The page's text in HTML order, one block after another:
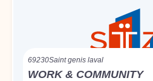
69230Saint genis laval
WORK & COMMUNITY